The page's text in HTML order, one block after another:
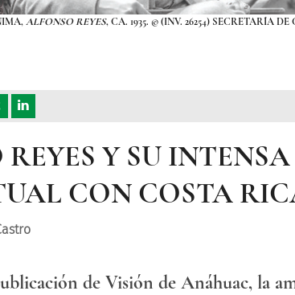
ALFONSO REYES, CA. 1935. © (INV. 26254) SECRETARÍA
Y SU
CON COSTA
de Visión de Anáhuac, la